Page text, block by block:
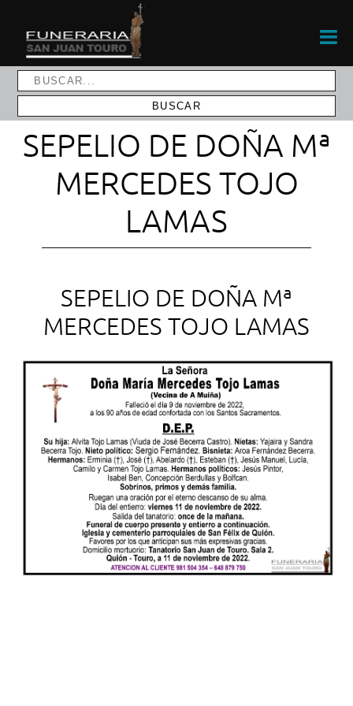
SEPELIO DE DOÑA Mª
MERCEDES TOJO
LAMAS
SEPELIO DE DOÑA Mª
MERCEDES TOJO LAMAS